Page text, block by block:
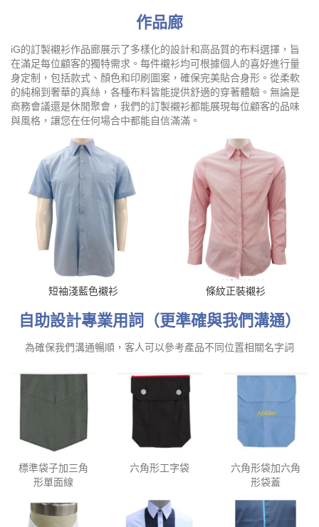
作品廊
iG的訂製襯衫作品廊展示了多樣化的設計和高品質的布料選擇，旨
在滿足每位顧客的獨特需求。每件襯衫均可根據個人的喜好進行量
身定制，包括款式、顏色和印刷圖案，確保完美貼合身形。從柔軟
的純棉到奢華的真絲，各種布料皆能提供舒適的穿著體驗。無論是
商務會議還是休閒聚會，我們的訂製襯衫都能展現每位顧客的品味
與風格，讓您在任何場合中都能自信滿滿。
短袖淺藍色襯衫 條紋正裝襯衫
自助設計專業用詞（更準確與我們溝通）
為確保我們溝通暢順，客人可以參考產品不同位置相關名字詞
標準袋子加三角
形單面線
六角形工字袋
六角形袋加六角
形袋蓋